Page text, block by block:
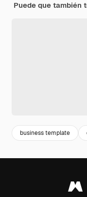
Puede que también
business template